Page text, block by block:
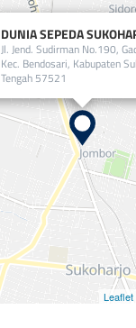
DUNIA SEPEDA
Jl. Jend. Sudirman No.190,
Kec. Bendosari, Kabupaten
Tengah 57521
Leaflet